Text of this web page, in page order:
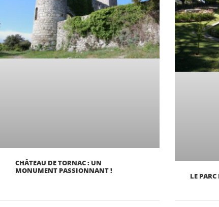
CHÂTEAU DE TORNAC : UN
MONUMENT PASSIONNANT !
LE PARC